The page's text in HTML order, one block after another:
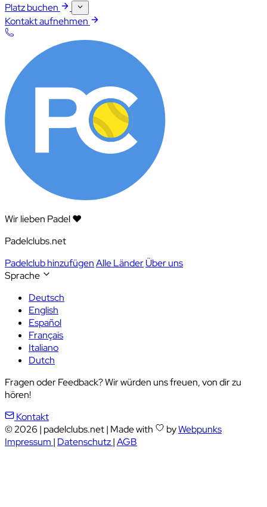
Platz buchen
Kontakt aufnehmen
Wir lieben Padel ❤️
Padelclubs.net
Padelclub hinzufügenAlle LänderÜber uns
Sprache
Deutsch
English
Español
Français
Italiano
Dutch
Fragen oder Feedback? Wir würden uns freuen, von dir zu
hören!
Kontakt
© 2026 | padelclubs.net| Made with byWebpunks
Impressum | Datenschutz|AGB